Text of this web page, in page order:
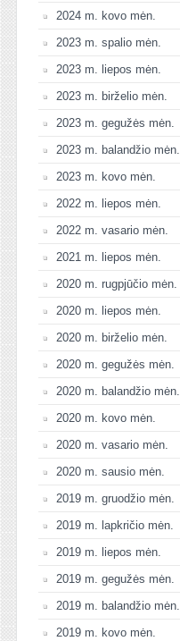
2024 m. kovo mėn.
2023 m. spalio mėn.
2023 m. liepos mėn.
2023 m. birželio mėn.
2023 m. gegužės mėn.
2023 m. balandžio mėn.
2023 m. kovo mėn.
2022 m. liepos mėn.
2022 m. vasario mėn.
2021 m. liepos mėn.
2020 m. rugpjūčio mėn.
2020 m. liepos mėn.
2020 m. birželio mėn.
2020 m. gegužės mėn.
2020 m. balandžio mėn.
2020 m. kovo mėn.
2020 m. vasario mėn.
2020 m. sausio mėn.
2019 m. gruodžio mėn.
2019 m. lapkričio mėn.
2019 m. liepos mėn.
2019 m. gegužės mėn.
2019 m. balandžio mėn.
2019 m. kovo mėn.